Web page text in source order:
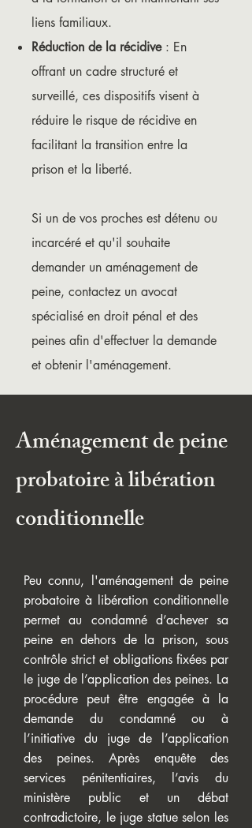
liens familiaux.
Réduction de la récidive : En
offrant un cadre structuré et
surveillé, ces dispositifs visent à
réduire le risque de récidive en
facilitant la transition entre la
prison et la liberté.
Si un de vos proches est détenu ou
incarcéré et qu'il souhaite
demander un aménagement de
peine, contactez un avocat
spécialisé en droit pénal et des
peines afin d'effectuer la demande
et obtenir l'aménagement.
Aménagement de peine
probatoire à libération
conditionnelle
Peu connu, l'aménagement de peine
probatoire à libération conditionnelle
permet au condamné d’achever sa
peine en dehors de la prison, sous
contrôle strict et obligations fixées par
le juge de l’application des peines. La
procédure peut être engagée à la
demande du condamné ou à
l’initiative du juge de l’application
des peines. Après enquête des
services pénitentiaires, l’avis du
ministère public et un débat
contradictoire, le juge statue selon les